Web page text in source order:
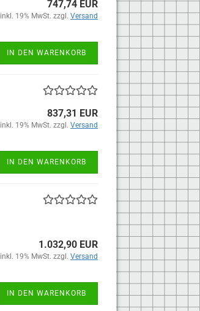
747,74 EUR
inkl. 19% MwSt. zzgl. Versand
IN DEN WARENKORB
837,31 EUR
inkl. 19% MwSt. zzgl. Versand
IN DEN WARENKORB
1.032,90 EUR
inkl. 19% MwSt. zzgl. Versand
IN DEN WARENKORB